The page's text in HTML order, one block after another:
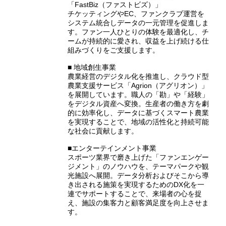
「FastBiz（ファストビズ）」
チケッティングやEC、ファンクラブ運営を
システム統合しデータの一元管理を促進しま
す。ファン一人ひとりの体験を最適化し、チ
ームが持続的に愛され、収益を上げ続ける仕
組みづくりをご支援します。
■ 地域創生事業
農業経営のデジタル化を推進し、クラウド型
農業支援サービス「Agrion（アグリオン）」
を展開しています。職人の「勘」や「経験」
をデジタル資産へ変換。生産者の働き方を劇
的に効率化し、データに基づくスマート農業
を実現することで、地域の活性化と持続可能
な社会に貢献します。
■エンターテインメント事業
スポーツ業界で磨き上げた「ファンエンゲー
ジメント」のノウハウを、テーマパークや観
光施設へ展開。データ分析およびそこから導
き出される施策を実現するためのDX化を一
連でサポートすることで、来場者の心を捉
え、施設の集客力と顧客満足度を向上させま
す。